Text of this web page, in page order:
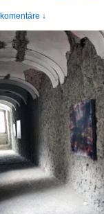
komentáre ↓